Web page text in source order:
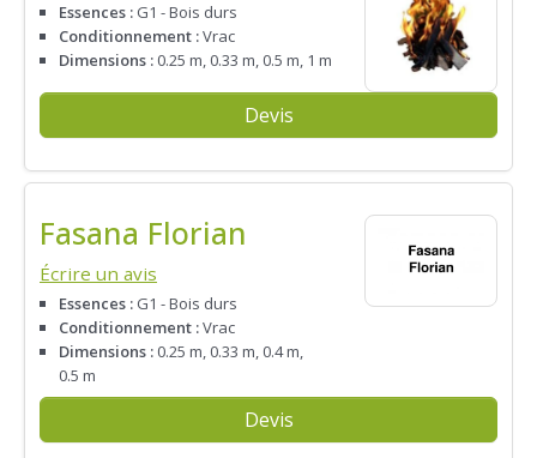
Essences : G1 - Bois durs
Conditionnement :Vrac
Dimensions : 0.25 m, 0.33 m, 0.5 m, 1 m
Devis
Fasana Florian
Écrire un avis
Essences : G1 - Bois durs
Conditionnement :Vrac
Dimensions : 0.25 m, 0.33 m, 0.4 m,
0.5 m
Devis